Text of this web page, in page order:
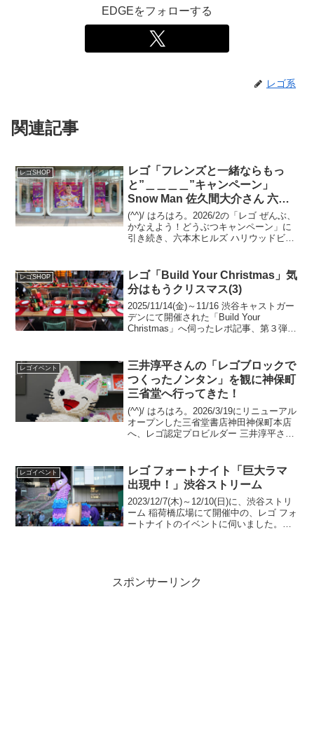
EDGEをフォローする
レゴ系
関連記事
レゴSHOP
レゴ「フレンズと一緒ならもっ
と”＿＿＿＿”キャンペーン」
Snow Man 佐久間大介さん 六本
木ヒルズ
(^^)/ はろはろ。2026/2の「レゴ ぜんぶ、
かなえよう！どうぶつキャンペーン」に
引き続き、六本木ヒルズ ハリウッドビュ
＿＿＿"キャンペーン」のビジュ...
レゴSHOP
レゴ「Build Your Christmas」気
分はもうクリスマス(3)
2025/11/14(金)～11/16 渋谷キャストガー
デンにて開催された「Build Your
Christmas」へ伺ったレポ記事、第３弾で
事レゴシ...
レゴイベント
三井淳平さんの「レゴブロックで
つくったノンタン」を観に神保町
三省堂へ行ってきた！
(^^)/ はろはろ。2026/3/19にリニューアル
オープンした三省堂書店神田神保町本店
へ、レゴ認定プロビルダー 三井淳平さん
絵本コーナーではなく、3Fの...
レゴイベント
レゴ フォートナイト「巨大ラマ
出現中！」渋谷ストリーム
2023/12/7(木)～12/10(日)に、渋谷ストリ
ーム 稲荷橋広場にて開催中の、レゴ フォ
ートナイトのイベントに伺いました。朝
スポンサーリンク